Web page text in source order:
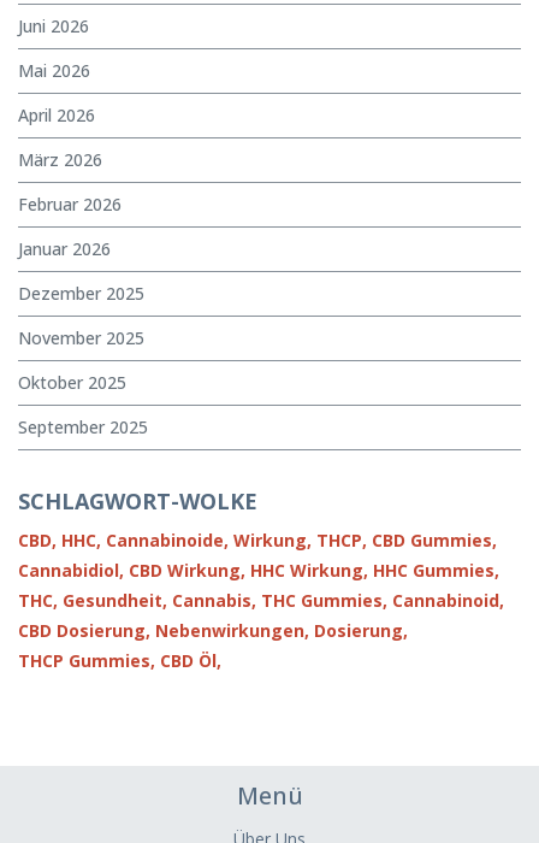
Juni 2026
Mai 2026
April 2026
März 2026
Februar 2026
Januar 2026
Dezember 2025
November 2025
Oktober 2025
September 2025
SCHLAGWORT-WOLKE
CBD, HHC, Cannabinoide, Wirkung, THCP, CBD Gummies,
Cannabidiol, CBD Wirkung, HHC Wirkung, HHC Gummies,
THC, Gesundheit, Cannabis, THC Gummies, Cannabinoid,
CBD Dosierung, Nebenwirkungen, Dosierung,
THCP Gummies, CBD Öl,
Menü